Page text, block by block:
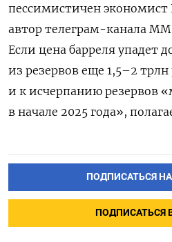
пессимистичен
автор телеграм-канала
Если цена барреля упадет
из резервов еще 1,5–2 трлн
и к исчерпанию резервов
в начале 2025 года»,
ПОДПИСАТЬСЯ
ПОДПИСАТЬСЯ В